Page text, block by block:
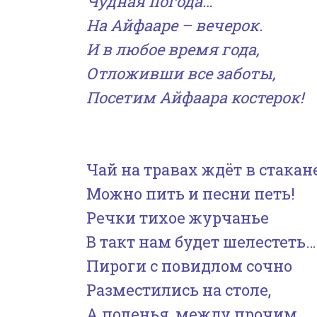
На Айфааре – вечерок.
И в любое время года,
Отложивши все заботы,
Посетим Айфаара костерок!
Чай на травах ждёт в
Можно пить и песни петь!
Речки тихое журчанье
В такт нам будет шелестеть…
Пироги с повидлом сочно
Разместились на столе,